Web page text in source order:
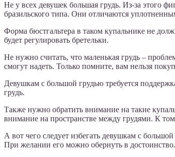
Не у всех девушек большая грудь. Из-за этого
бразильского типа. Они отличаются
Форма бюстгальтера в таком купальнике не
будет регулировать бретельки.
Не нужно считать, что маленькая грудь –
смогут надеть. Только помните, вам нельзя
Девушкам с большой грудью требуется
грудь.
Также нужно обратить внимание на такие
внимание на пространстве между грудями. К
А вот чего следует избегать девушкам с
При желании его можно обернуть в